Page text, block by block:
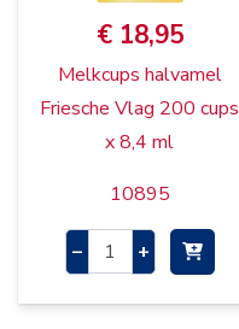
€ 18,95
Melkcups halvamel
Friesche Vlag 200 cups
x 8,4 ml
10895
– +